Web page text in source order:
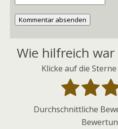
Kommentar absenden
Wie hilfreich
Klicke auf die
Durchschnittliche